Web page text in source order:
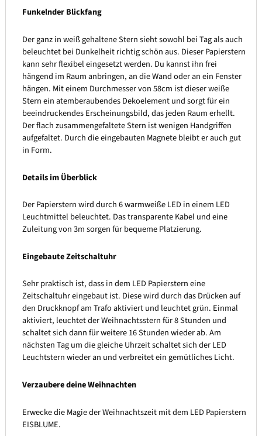
Funkelnder Blickfang
Der ganz in weiß gehaltene Stern sieht sowohl bei Tag als auch
beleuchtet bei Dunkelheit richtig schön aus. Dieser Papierstern
kann sehr flexibel eingesetzt werden. Du kannst ihn frei
hängend im Raum anbringen, an die Wand oder an ein Fenster
hängen. Mit einem Durchmesser von 58cm ist dieser weiße
Stern ein atemberaubendes Dekoelement und sorgt für ein
beeindruckendes Erscheinungsbild, das jeden Raum erhellt.
Der flach zusammengefaltete Stern ist wenigen Handgriffen
aufgefaltet. Durch die eingebauten Magnete bleibt er auch gut
in Form.
Details im Überblick
Der Papierstern wird durch 6 warmweiße LED in einem LED
Leuchtmittel beleuchtet. Das transparente Kabel und eine
Zuleitung von 3m sorgen für bequeme Platzierung.
Eingebaute Zeitschaltuhr
Sehr praktisch ist, dass in dem LED Papierstern eine
Zeitschaltuhr eingebaut ist. Diese wird durch das Drücken auf
den Druckknopf am Trafo aktiviert und leuchtet grün. Einmal
aktiviert, leuchtet der Weihnachtsstern für 8 Stunden und
schaltet sich dann für weitere 16 Stunden wieder ab. Am
nächsten Tag um die gleiche Uhrzeit schaltet sich der LED
Leuchtstern wieder an und verbreitet ein gemütliches Licht.
Verzaubere deine Weihnachten
Erwecke die Magie der Weihnachtszeit mit dem LED Papierstern
EISBLUME.